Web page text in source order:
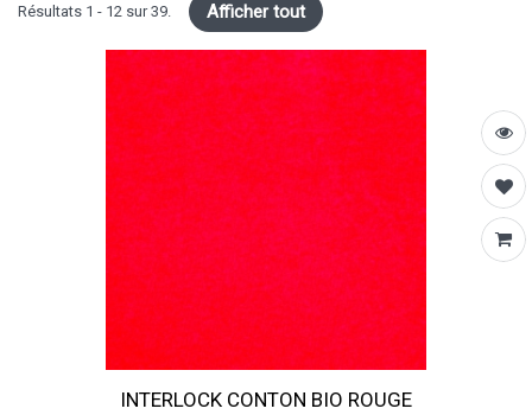
Résultats 1 - 12 sur 39. Afficher tout
INTERLOCK CONTON BIO ROUGE